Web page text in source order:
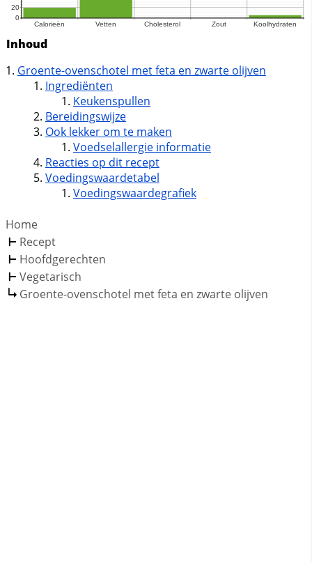
Inhoud
Groente-ovenschotel met feta en zwarte olijven
Ingrediënten
Keukenspullen
Bereidingswijze
Ook lekker om te maken
Voedselallergie informatie
Reacties op dit recept
Voedingswaardetabel
Voedingswaardegrafiek
Home
Recept
Hoofdgerechten
Vegetarisch
Groente-ovenschotel met feta en zwarte olijven